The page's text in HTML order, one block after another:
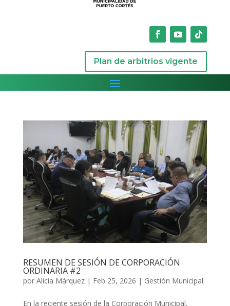
Plan de arbitrios vigente
RESUMEN DE SESIÓN DE CORPORACIÓN
ORDINARIA #2
por Alicia Márquez| Feb 25, 2026 | Gestión Municipal
En la reciente sesión de la Corporación Municipal,